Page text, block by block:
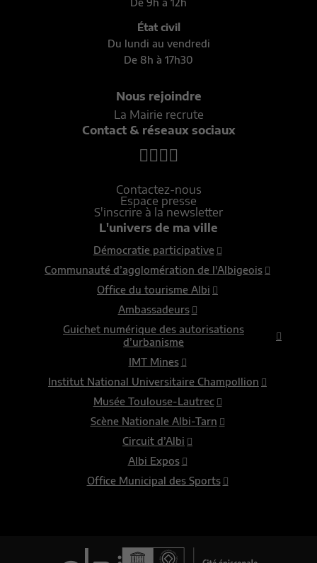
De 9h à 12h
État civil
Du lundi au vendredi
De 8h à 17h30
Nous rejoindre
La Mairie recrute
Contact & réseaux sociaux
Contactez-nous
Espace presse
S'inscrire à la newsletter
L'univers de ma ville
Démocratie participative
Communauté d’agglomération de l'Albigeois
Office du tourisme Albi
Ambassadeurs
Guichet numérique des autorisations
d’urbanisme
IMT Mines
Institut National Universitaire Champollion
Musée Toulouse-Lautrec
Scène Nationale Albi-Tarn
Circuit d’Albi
Albi Expos
Office Municipal des Sports